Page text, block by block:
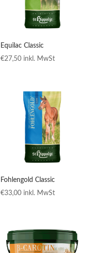
Equilac Classic
€27,50 inkl. MwSt
Fohlengold Classic
€33,00 inkl. MwSt